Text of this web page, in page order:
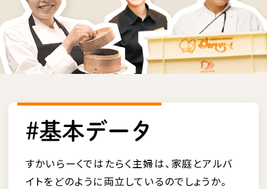
すかいらーくではたらく主婦は、家庭とアルバ
イトをどのように両立しているのでしょうか。